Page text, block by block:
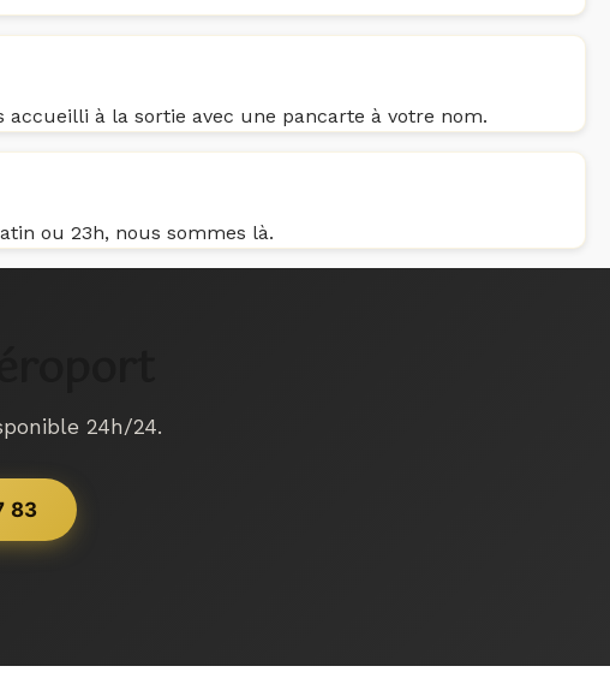
à la sortie avec une pancarte à votre nom.
ou 23h, nous sommes là.
24h/24.
83